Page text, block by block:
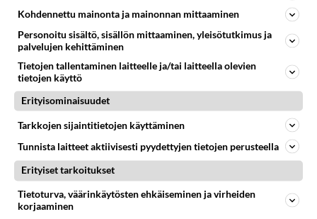
RESEPTIT
Pinaattimunakas saa
Kohdennettu mainonta ja mainonnan mittaaminen
Personoitu sisältö, sisällön mittaaminen, yleisötutkimus ja
palvelujen kehittäminen
Tietojen tallentaminen laitteelle ja/tai laitteella olevien
tietojen käyttö
Erityisominaisuudet
Tarkkojen sijaintitietojen käyttäminen
Tunnista laitteet aktiivisesti pyydettyjen tietojen perusteella
Erityiset tarkoitukset
Tietoturva, väärinkäytösten ehkäiseminen ja virheiden
korjaaminen